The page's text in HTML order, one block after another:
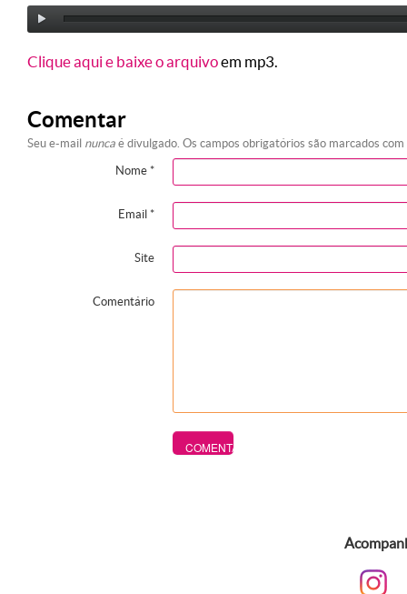
Clique aqui e baixe o arquivoem mp3.
Comentar
Seu e-mail nunca é divulgado. Os campos obrigatórios são marcados com
Nome *
Email *
Site
Comentário